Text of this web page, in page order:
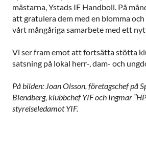
mästarna, Ystads IF Handboll. På
att gratulera dem med en blomma
vårt mångåriga samarbete med ett
Vi ser fram emot att fortsätta stötta
satsning på lokal herr-, dam- och
På bilden: Joan Olsson, företagschef på
Blendberg, klubbchef YIF och Ingmar
styrelseledamot YIF.